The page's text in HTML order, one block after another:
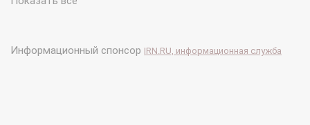
Информационный спонсор IRN.RU, информационная служба